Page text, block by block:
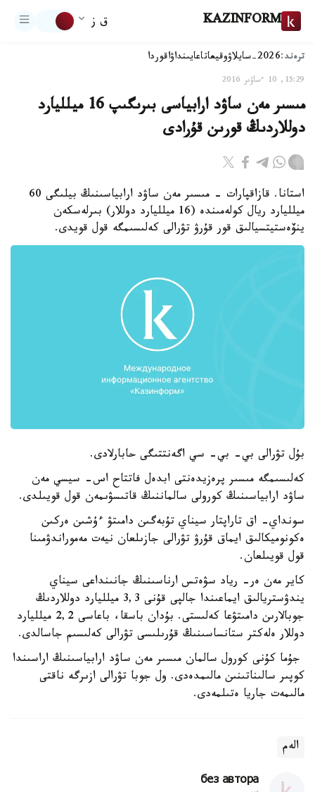
KAZINFORM ق ز
ترەند:2026-سايلاۋ وقيعاتاعايىنداۋاقوردا
15:29, 10 ءساۋىر 2016
مىسىر مەن ساۋد ارابياسى بىرىگىپ 16 ميلليارد
دوللاردىڭ قورىن قۇرادى
استانا. قازاقپارات - مىسىر مەن ساۋد ارابياسىنىڭ بيلىگى 60
ميلليارد ريال كولەمىندە (16 ميلليارد دوللار) بىرلەسكەن
ينۆەستيتسيالىق قور قۇرۋ تۋرالى كەلىسىمگە قول قويدى.
بۇل تۋرالى بي- بي- سي اگەنتتىگى حابارلادى.
كەلىسىمگە مىسىر پرەزيدەنتى ابدەل فاتتاح اس- سيسي مەن
ساۋد ارابياسىنىڭ كورولى سالماننىڭ قاتىسۋىمەن قول قويىلدى.
سونداي- اق تاراپتار سيناي تۇبەگىن دامىتۋ ءۇشىن ەركىن
ەكونوميكالىق ايماق قۇرۋ تۋرالى جازىلعان نيەت مەموراندۋمىنا
قول قويىلعان.
كاير مەن ەر- رياد سۋەتس ارناسىنىڭ جانىنداعى سيناي
يندۋستريالىق ايماعىندا جالپى قۇنى 3,3 ميلليارد دوللاردىڭ
جوبالارىن دامىتۋعا كەلىستى. بۇدان باسقا، باعاسى 2,2 ميلليارد
دوللار ەلەكتر ستانساسىنىڭ قۇرىلىسى تۋرالى كەلىسىم جاسالدى.
جۇما كۇنى كورول سالمان مىسىر مەن ساۋد ارابياسىنىڭ اراسىندا
كوپىر سالىناتىنىن مالىمدەدى. ول جوبا تۋرالى ازىرگە ناقتى
مالىمەت جاريا ەتىلمەدى.
الەم
без автора